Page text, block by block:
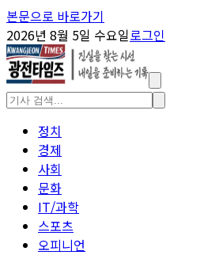
본문으로 바로가기
2026년 8월 5일 수요일로그인
정치
경제
사회
문화
IT/과학
스포츠
오피니언